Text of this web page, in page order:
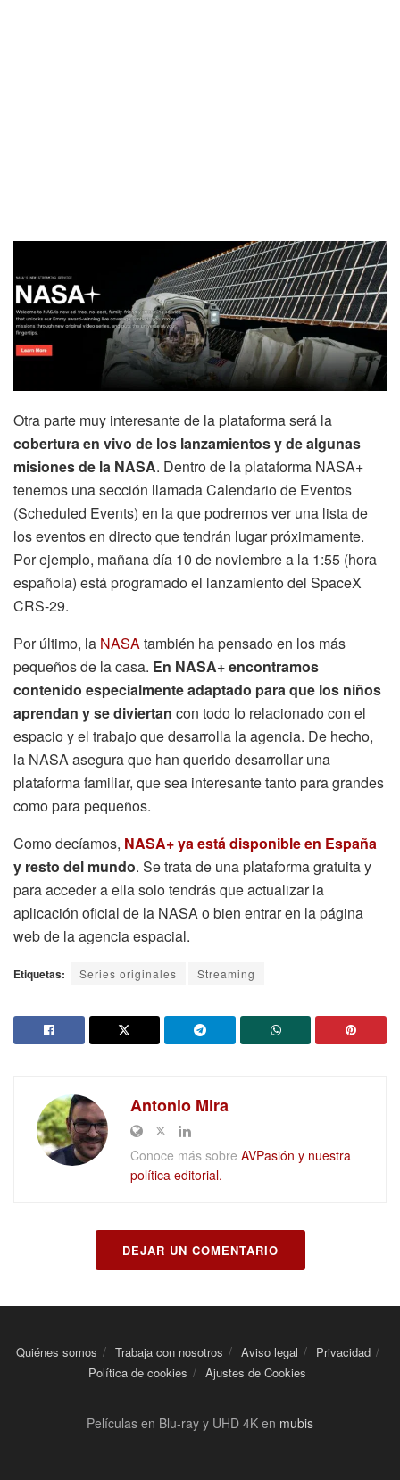
Otra parte muy interesante de la plataforma será la
cobertura en vivo de los lanzamientos y de algunas
misiones de la NASA. Dentro de la plataforma NASA+
tenemos una sección llamada Calendario de Eventos
(Scheduled Events) en la que podremos ver una lista de
los eventos en directo que tendrán lugar próximamente.
Por ejemplo, mañana día 10 de noviembre a la 1:55 (hora
española) está programado el lanzamiento del SpaceX
CRS-29.
Por último, la NASAtambién ha pensado en los más
pequeños de la casa. En NASA+ encontramos
contenido especialmente adaptado para que los niños
aprendan y se diviertan con todo lo relacionado con el
espacio y el trabajo que desarrolla la agencia. De hecho,
la NASA asegura que han querido desarrollar una
plataforma familiar, que sea interesante tanto para grandes
como para pequeños.
Como decíamos, NASA+ ya está disponible en España
y resto del mundo. Se trata de una plataforma gratuita y
para acceder a ella solo tendrás que actualizar la
aplicación oficial de la NASA o bien entrar en la página
web de la agencia espacial.
Etiquetas: Series originales Streaming
Antonio Mira
Conoce más sobre AVPasión y nuestra
política editorial.
DEJAR UN COMENTARIO
Quiénes somos Trabaja con nosotros Aviso legal
Privacidad
Política de cookies
Ajustes de Cookies
Películas en Blu-ray y UHD 4K en mubis